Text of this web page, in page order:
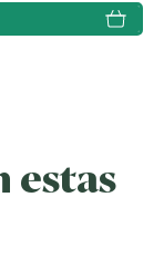
estas